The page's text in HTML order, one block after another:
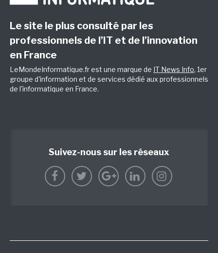
Le site le plus consulté par les
professionnels de l’IT et de l’innovation
en France
LeMondeInformatique.fr est une marque de IT News Info, 1er
groupe d'information et de services dédié aux professionnels
de l'informatique en France.
Suivez-nous sur les réseaux